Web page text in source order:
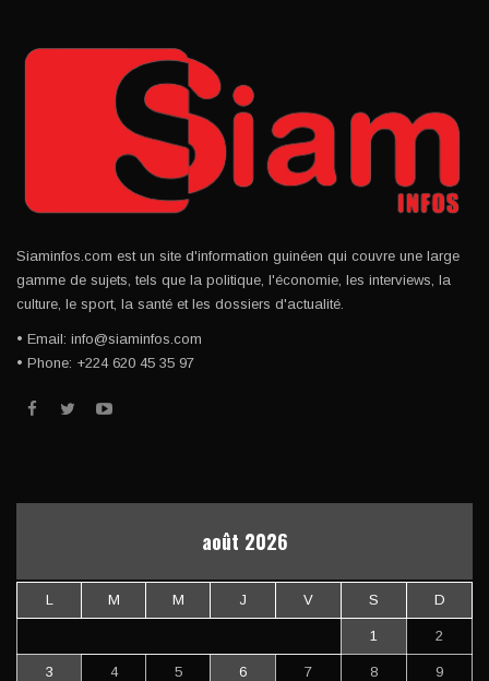
Siaminfos.com est un site d'information guinéen qui couvre une large
gamme de sujets, tels que la politique, l'économie, les interviews, la
culture, le sport, la santé et les dossiers d'actualité.
• Email: info@siaminfos.com
• Phone: +224 620 45 35 97
août 2026
L M M J V S D
1 2
3 4 5 6 7 8 9